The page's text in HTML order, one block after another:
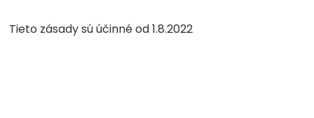
Tieto zásady sú účinné od 1.8.2022